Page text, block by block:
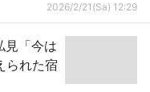
2026/2/21(Sa) 12:29
見「今は
られた宿